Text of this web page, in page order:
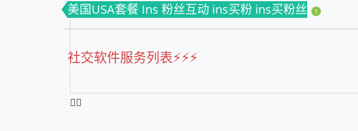
美国USA套餐 Ins 粉丝互动 ins买粉 ins买粉丝 1
社交软件服务列表⚡️⚡️⚡️
❤️‍🔥